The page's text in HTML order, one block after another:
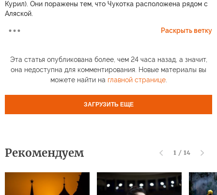
Курил). Они поражены тем, что Чукотка расположена рядом с
Аляской.
Раскрыть ветку
Эта статья опубликована более, чем 24 часа назад, а значит,
она недоступна для комментирования. Новые материалы вы
можете найти на главной странице.
ЗАГРУЗИТЬ ЕЩЕ
Рекомендуем 1 / 14